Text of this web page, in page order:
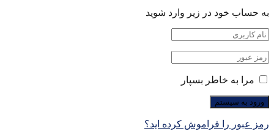
به حساب خود در زیر وارد شوید
مرا به خاطر بسپار
رمز عبور را فراموش کرده اید؟